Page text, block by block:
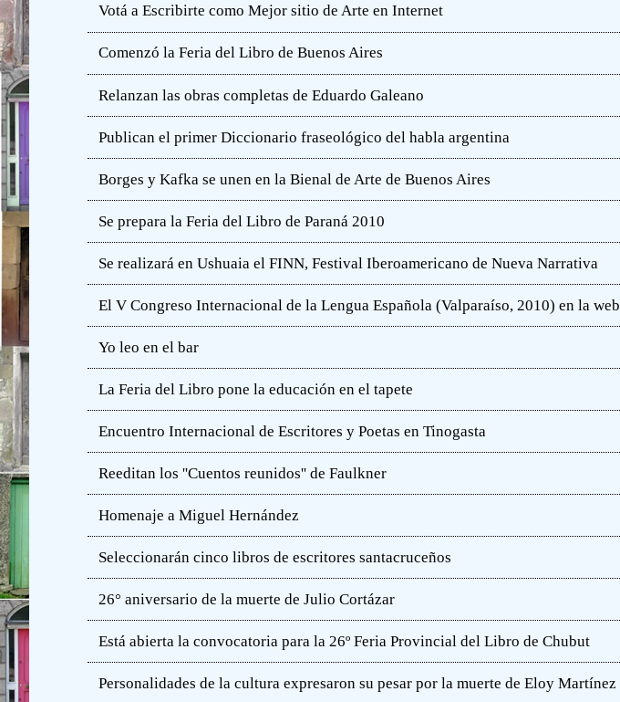
Votá a Escribirte como Mejor sitio de Arte en Internet
Comenzó la Feria del Libro de Buenos Aires
Relanzan las obras completas de Eduardo Galeano
Publican el primer Diccionario fraseológico del habla argentina
Borges y Kafka se unen en la Bienal de Arte de Buenos Aires
Se prepara la Feria del Libro de Paraná 2010
Se realizará en Ushuaia el FINN, Festival Iberoamericano de Nueva Narrativa
El V Congreso Internacional de la Lengua Española (Valparaíso, 2010) en la web
Yo leo en el bar
La Feria del Libro pone la educación en el tapete
Encuentro Internacional de Escritores y Poetas en Tinogasta
Reeditan los ''Cuentos reunidos'' de Faulkner
Homenaje a Miguel Hernández
Seleccionarán cinco libros de escritores santacruceños
26° aniversario de la muerte de Julio Cortázar
Está abierta la convocatoria para la 26º Feria Provincial del Libro de Chubut
Personalidades de la cultura expresaron su pesar por la muerte de Eloy Martínez